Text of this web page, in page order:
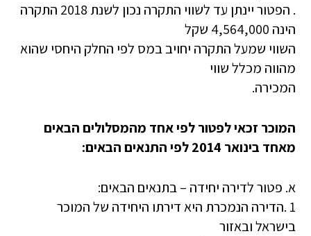
. הפטור יינתן עד לשווי התקרה נכון לשנת 2018 התקרה
הינה 4,564,000 שקל
השווי שמעל התקרה יחויב במס לפי החלק היחסי שהוא
מהווה מכלל שווי
המכירה.
המוכר זכאי לפטור לפי אחד מהמסלולים הבאים
מאחד בינואר 2014 לפי התנאים הבאים:
א. פטור לדירה יחידה – בתנאים הבאים:
1 .הדירה הנמכרת היא דירתו היחידה של המוכר
בישראל ובאזור